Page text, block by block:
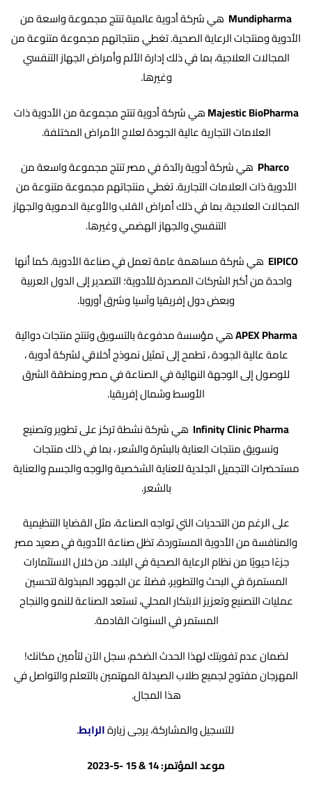
Mundipharma هي شركة أدوية عالمية تنتج مجموعة واسعة من
الأدوية ومنتجات الرعاية الصحية. تغطي منتجاتهم مجموعة متنوعة من
المجالات العلاجية، بما في ذلك إدارة الألم وأمراض الجهاز التنفسي
وغيرها.
Majestic BioPharmaهي شركة أدوية تنتج مجموعة من الأدوية ذات
العلامات التجارية عالية الجودة لعلاج الأمراض المختلفة.
Pharco هي شركة أدوية رائدة في مصر تنتج مجموعة واسعة من
الأدوية ذات العلامات التجارية. تغطي منتجاتهم مجموعة متنوعة من
المجالات العلاجية، بما في ذلك أمراض القلب والأوعية الدموية والجهاز
التنفسي والجهاز الهضمي وغيرها.
EIPICO هي شركة مساهمة عامة تعمل في صناعة الأدوية. كما أنها
واحدة من أكبر الشركات المصدرة للأدوية؛ التصدير إلى الدول العربية
وبعض دول إفريقيا وآسيا وشرق أوروبا.
APEX Pharmaهي مؤسسة مدفوعة بالتسويق وتنتج منتجات دوائية
عامة عالية الجودة ، تطمح إلى تمثيل نموذج أخلاقي لشركة أدوية ،
للوصول إلى الوجهة النهائية في الصناعة في مصر ومنطقة الشرق
الأوسط وشمال إفريقيا.
Infinity Clinic Pharma هي شركة نشطة تركز على تطوير وتصنيع
وتسويق منتجات العناية بالبشرة والشعر ، بما في ذلك منتجات
مستحضرات التجميل الجلدية للعناية الشخصية والوجه والجسم والعناية
بالشعر.
على الرغم من التحديات التي تواجه الصناعة، مثل القضايا التنظيمية
والمنافسة من الأدوية المستوردة، تظل صناعة الأدوية في صعيد مصر
جزءًا حيويًا من نظام الرعاية الصحية في البلاد. من خلال الاستثمارات
المستمرة في البحث والتطوير، فضلاً عن الجهود المبذولة لتحسين
عمليات التصنيع وتعزيز الابتكار المحلي، تستعد الصناعة للنمو والنجاح
المستمر في السنوات القادمة.
لضمان عدم تفويتك لهذا الحدث الضخم، سجل الآن لتأمين مكانك!
المهرجان مفتوح لجميع طلاب الصيدلة المهتمين بالتعلم والتواصل في
هذا المجال.
للتسجيل والمشاركة، يرجى زيارةالرابط.
موعد المؤتمر: 14 & 15 -5-2023